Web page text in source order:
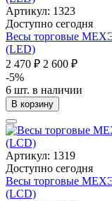
Артикул: 1323
Доступно сегодня
Весы торговые
(LED)
2 470 ₽ 2 600 ₽
-5%
6 шт. в наличии
В корзину
Артикул: 1319
Доступно сегодня
Весы торговые
(LCD)